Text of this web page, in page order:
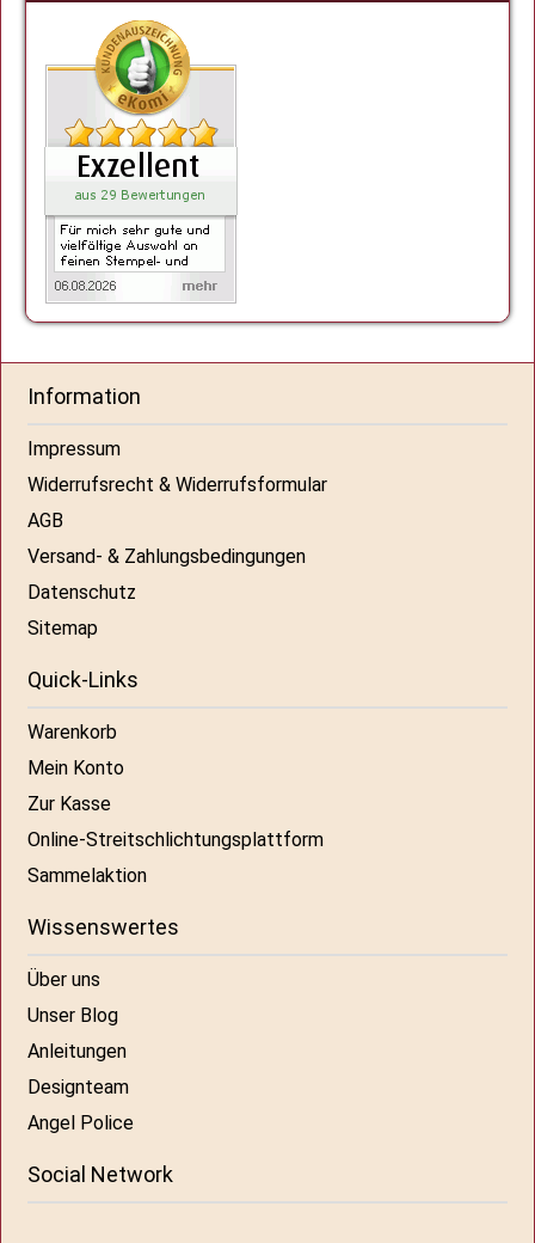
Information
Impressum
Widerrufsrecht & Widerrufsformular
AGB
Versand- & Zahlungsbedingungen
Datenschutz
Sitemap
Quick-Links
Warenkorb
Mein Konto
Zur Kasse
Online-Streitschlichtungsplattform
Sammelaktion
Wissenswertes
Über uns
Unser Blog
Anleitungen
Designteam
Angel Police
Social Network